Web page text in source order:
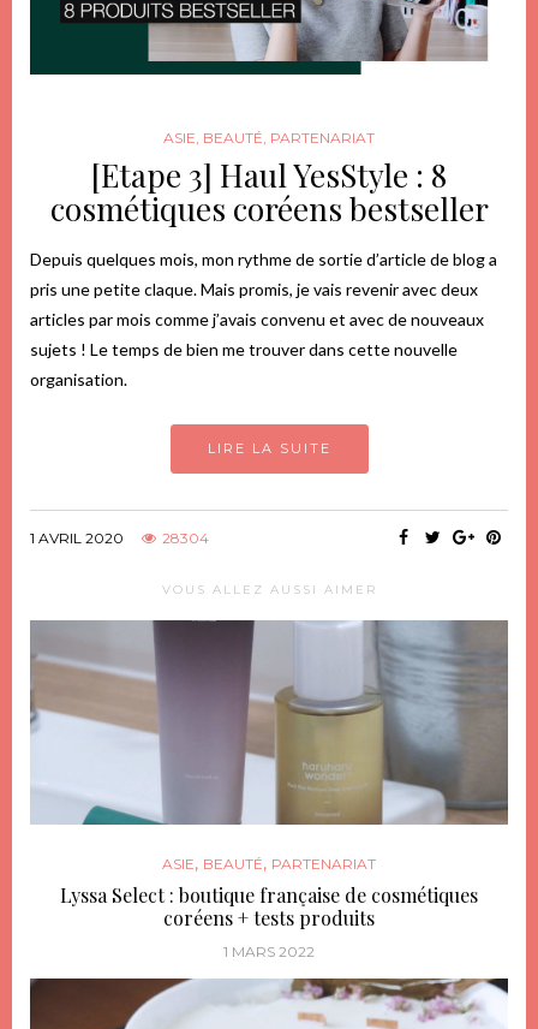
ASIE BEAUTÉ PARTENARIAT
[Etape 3] Haul YesStyle : 8
cosmétiques coréens bestseller
Depuis quelques mois, mon rythme de sortie d’article de blog a
pris une petite claque. Mais promis, je vais revenir avec deux
articles par mois comme j’avais convenu et avec de nouveaux
sujets ! Le temps de bien me trouver dans cette nouvelle
organisation.
LIRE LA SUITE
1 AVRIL 2020 28304
VOUS ALLEZ AUSSI AIMER
ASIE, BEAUTÉ, PARTENARIAT
Lyssa Select : boutique française de cosmétiques
coréens + tests produits
1 MARS 2022